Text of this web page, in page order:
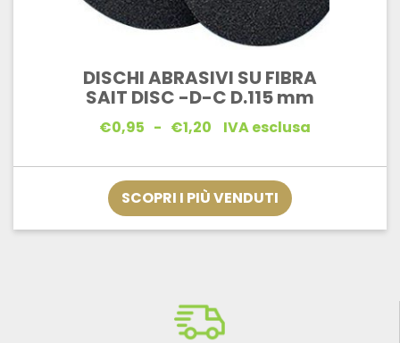
DISCHI ABRASIVI SU FIBRA
SAIT DISC -D-C D.115 mm
€0,95 - €1,20Fascia
da
€0,95
a
€1,20
IVA esclusa
SCOPRI I PIÙ VENDUTI